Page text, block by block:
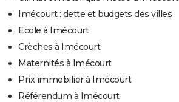
Imécourt : dette et budgets des villes
Ecole à Imécourt
Crèches à Imécourt
Maternités à Imécourt
Prix immobilier à Imécourt
Référendum à Imécourt